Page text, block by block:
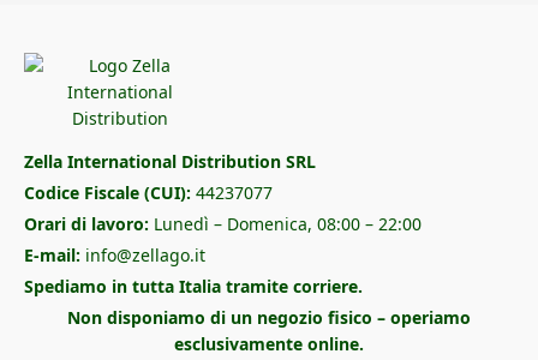
Zella International Distribution SRL
Codice Fiscale (CUI): 44237077
Orari di lavoro: Lunedì – Domenica, 08:00 – 22:00
E-mail: info@zellago.it
Spediamo in tutta Italia tramite corriere.
Non disponiamo di un negozio fisico – operiamo
esclusivamente online.